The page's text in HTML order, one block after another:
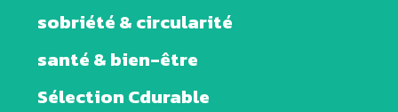
sobriété & circularité
santé & bien-être
Sélection Cdurable